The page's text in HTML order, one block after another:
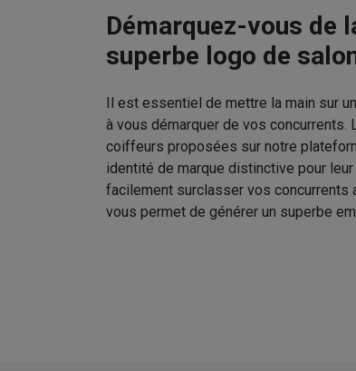
Démarquez-vous de
superbe logo de
Il est essentiel de mettre la main sur
à vous démarquer de vos
coiffeurs proposées sur notre
identité de marque distinctive pour
facilement surclasser vos concurrents
vous permet de générer un superbe